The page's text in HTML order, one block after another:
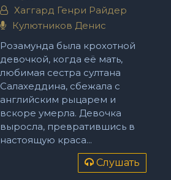
Хаггард Генри Райдер
Кулютников Денис
Розамунда была крохотной
девочкой, когда её мать,
любимая сестра султана
Салахеддина, сбежала с
английским рыцарем и
вскоре умерла. Девочка
выросла, превратившись в
настоящую краса...
Слушать